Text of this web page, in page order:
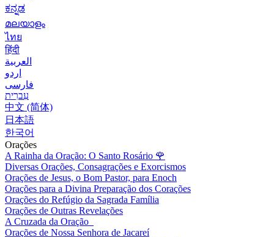
ಕನ್ನಡ
മലയാളം
ไทย
हिंदी
العربية
اردو
فارسی
עִברִית
中文 (简体)
日本語
한국어
Orações
A Rainha da Oração: O Santo Rosário 🌹
Diversas Orações, Consagrações e Exorcismos
Orações de Jesus, o Bom Pastor, para Enoch
Orações para a Divina Preparação dos Corações
Orações do Refúgio da Sagrada Família
Orações de Outras Revelações
A Cruzada da Oração
Orações de Nossa Senhora de Jacareí